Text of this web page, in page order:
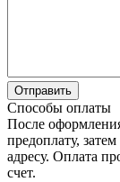
Способы оплаты
После
предоплату,
адресу. Оплата
счет.